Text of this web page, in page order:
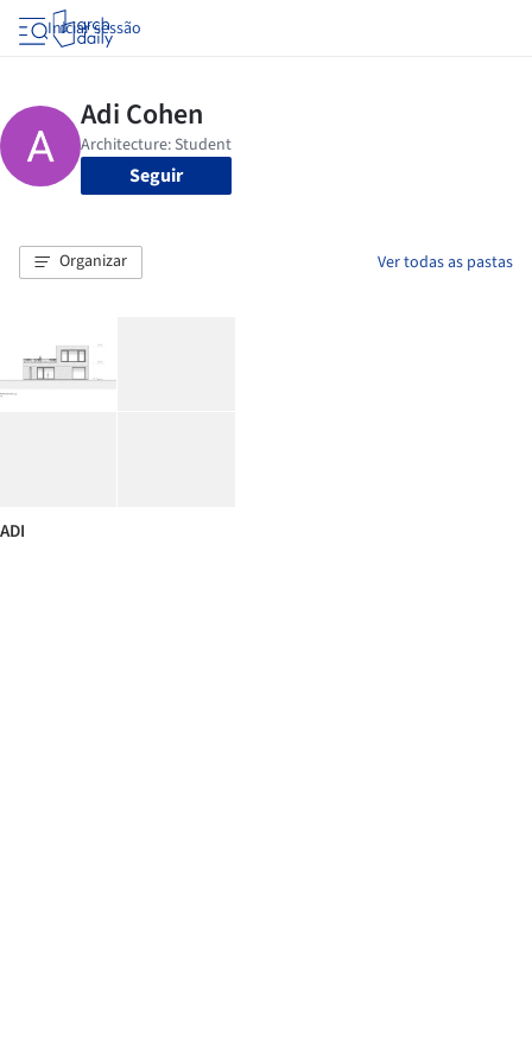
Iniciar sessão
Seguir
Organizar Ver todas as pastas
ADI